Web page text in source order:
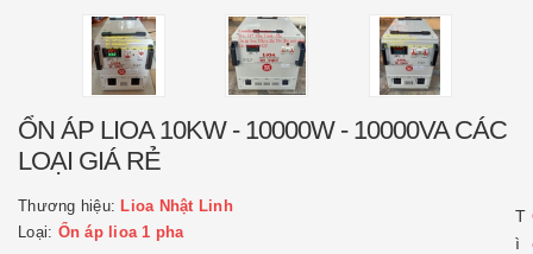
ỔN ÁP LIOA 10KW - 10000W - 10000VA CÁC
LOẠI GIÁ RẺ
Thương hiệu: Lioa Nhật Linh
Loại: Ổn áp lioa 1 pha
T
ì